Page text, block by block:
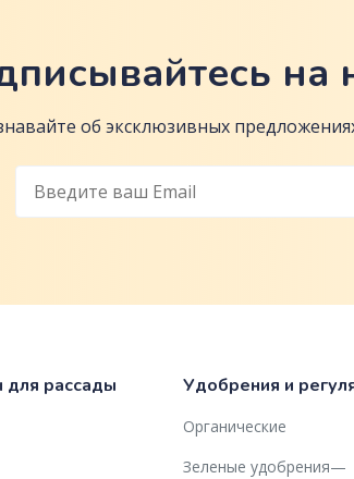
на
об эксклюзивных
для рассады
Органические
Зеленые удобрения—